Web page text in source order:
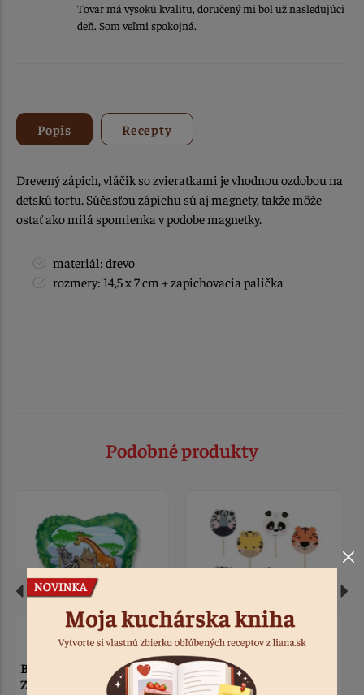
Tovar má vysokú kvalitu, doručený mi bol už nasledujúci
deň. Som veľmi spokojná.
Popis Recepty
Drevený zápich, vláčik so zvieratkami je vhodnou ozdobou na
detskú tortu. Súčasťou zápichu sú aj magnety, takže môže
ostať ako milá spomienka v podobe magnetky.
materiál: drevo
rozmery: 14,5 x 7 cm + zapichovacia palička
Podobné produkty
Zápich - zvieratka ZOO 8
Zápich - zvieratka safari
ZOO 8 ks